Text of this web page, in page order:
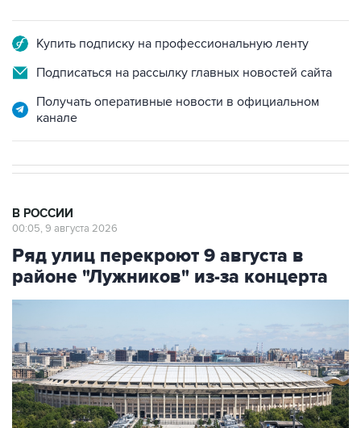
Купить подписку на профессиональную ленту
Подписаться на рассылку главных новостей сайта
Получать оперативные новости в официальном
канале
В РОССИИ
00:05, 9 августа 2026
Ряд улиц перекроют 9 августа в
районе "Лужников" из-за концерта